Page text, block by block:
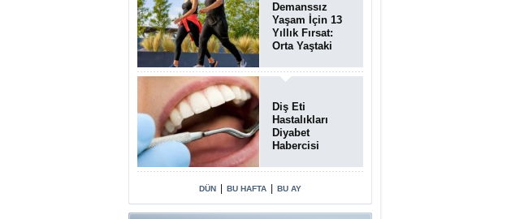
Sistemi)
07.08.2026
Demanssız
Yaşam İçin 13
Yıllık Fırsat:
Orta Yaştaki
Beyin Sağlığını
Belirliyor
Diş Eti
Hastalıkları
Diyabet
Habercisi
Sağlığı Ve
Şeker
Yönlü Bağ
DÜN BU HAFTA BU AY